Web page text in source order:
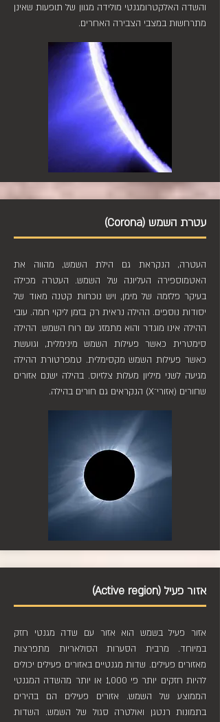
והשדה האלקטרומגנטי מולידה מגוון של תופעות שאינן
מתרחשות במצבי הצבירה האחרים.
עטרת השמש (Corona)
העטרה, הנקראת גם הילת השמש, מהווה את
האטמוספירה העליונה של השמש. העטרה מכילה
בעיקר פלזמה של מימן, ויש נוכחות קטנה מאוד של
יסודות נוספים. ההילה נראית רק בזמן ליקוי חמה. עובי
ההילה אינו מוגדר והוא מתמזג עם רוח השמש. ההילה
סימטרית כאשר פעילות השמש מינימלית, וגועשת
כאשר פעילות השמש מקסימלית. טמפרטורת ההילה
מגיעה לשני מיליון מעלות צלזיוס. בהילה ישנם אזורים
שחורים (אזורי־X) הנקראים גם חורים בהילה.
אזור פעיל (Active region)
אזור פעיל בשמש הוא אזור עם שדה מגנטי חזק
במיוחד. מרבית הסערות הסולאריות מתפרצות
מאזורים פעילים. שדות מגנטיים באזורים פעילים יכולים
להיות חזקים יותר פי 1,000 או יותר מהשדה המגנטי
הממוצע של השמש. אזורים פעילים הם בהירים
בתמונות רנטגן ואולטרה סגול של השמש. השדות